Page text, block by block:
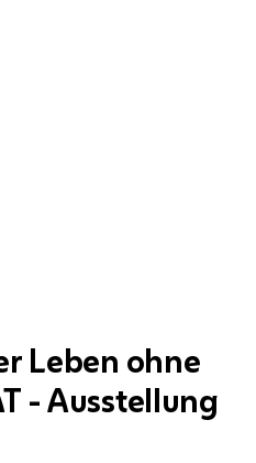
Leben ohne
- Ausstellung